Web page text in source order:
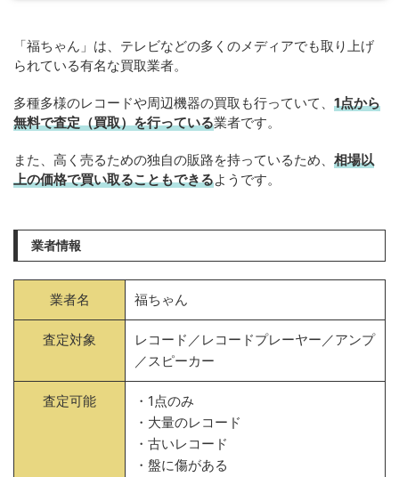
「福ちゃん」は、テレビなどの多くのメディアでも取り上げ
られている有名な買取業者。
多種多様のレコードや周辺機器の買取も行っていて、 1点から
無料で査定（買取）を行っている業者です。
また、高く売るための独自の販路を持っているため、 相場以
上の価格で買い取ることもできるようです。
業者情報
業者名 福ちゃん
査定対象
レコード／レコードプレーヤー／アンプ
／スピーカー
査定可能
・1点のみ
・大量のレコード
・古いレコード
・盤に傷がある